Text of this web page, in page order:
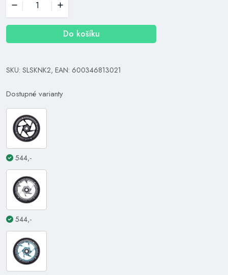
Do košíku
SKU: SLSKNK2, EAN: 600346813021
Dostupné varianty
544,-
544,-